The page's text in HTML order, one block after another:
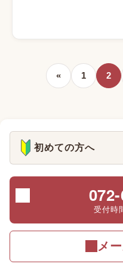
投稿一覧ページ送り
« 1 2
初めての方へ
受付時
メ